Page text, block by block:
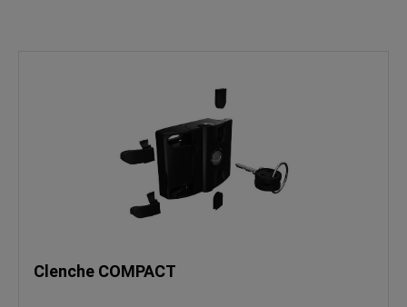
Clenche COMPACT